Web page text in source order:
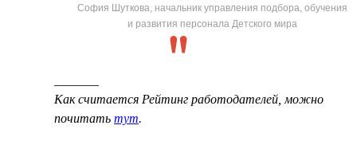
София Шуткова, начальник управления подбора, обучения
и развития персонала Детского мира
Как считается Рейтинг работодателей, можно
почитать тут.